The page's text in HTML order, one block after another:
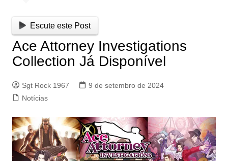
Escute este Post
Ace Attorney Investigations
Collection Já Disponível
Sgt Rock 1967
9 de setembro de 2024
Notícias